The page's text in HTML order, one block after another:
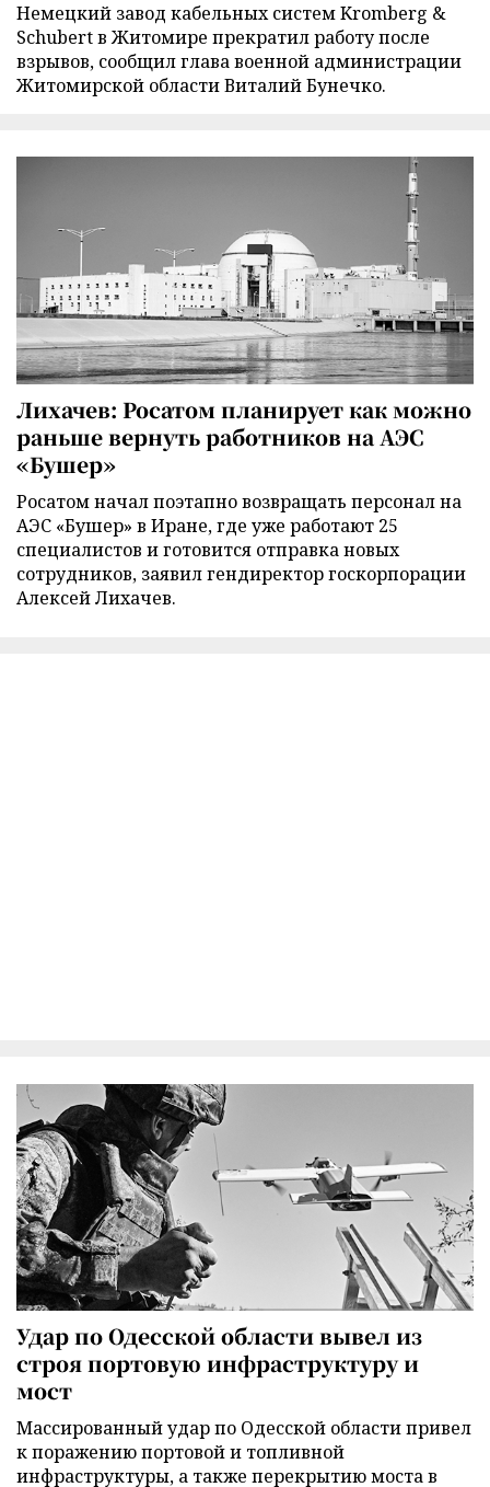
Немецкий завод кабельных систем Kromberg &
Schubert в Житомире прекратил работу после
взрывов, сообщил глава военной администрации
Житомирской области Виталий Бунечко.
Лихачев: Росатом планирует как можно
раньше вернуть работников на АЭС
«Бушер»
Росатом начал поэтапно возвращать персонал на
АЭС «Бушер» в Иране, где уже работают 25
специалистов и готовится отправка новых
сотрудников, заявил гендиректор госкорпорации
Алексей Лихачев.
Удар по Одесской области вывел из
строя портовую инфраструктуру и
мост
Массированный удар по Одесской области привел
к поражению портовой и топливной
инфраструктуры, а также перекрытию моста в